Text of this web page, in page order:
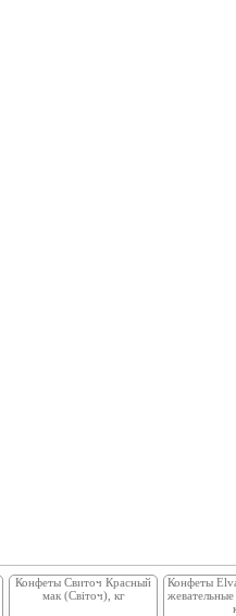
Конфеты Свиточ Красный
мак (Світоч), кг
Конфеты